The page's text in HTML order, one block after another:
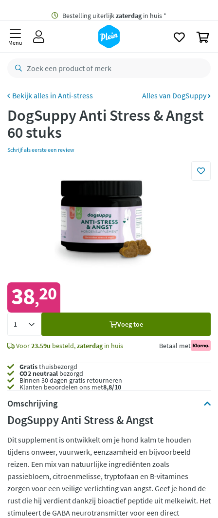
Bestelling uiterlijkzaterdag
retourneren
bezorgd
Betaal met Klarna
Menu
Anti-stress Alles van DogSuppy
DogSuppy Anti Stress & Angst
60 stuks
Schrijf als eerste een review
38,20
Voeg toe
Voor23.59u besteld,zaterdagin huis Betaal met
Gratisthuisbezorgd
CO2 neutraal bezorgd
Binnen 30 dagen gratis retourneren
Klanten beoordelen ons met8,8/10
Omschrijving
DogSuppy Anti Stress & Angst
Dit supplement is ontwikkelt om je hond kalm te houden
tijdens onweer, vuurwerk, eenzaamheid en bijvoorbeeld
reizen. Een mix van natuurlijke ingrediënten zoals
passiebloem, citroenmelisse, tryptofaan en B-vitamines
zorgen voor een veilige verlichting van angst. Geef je hond de
rust die hij verdient dankzij bioactief peptide uit melkeiwit. Het
stimuleert de GABA neurotransmitter voor een direct